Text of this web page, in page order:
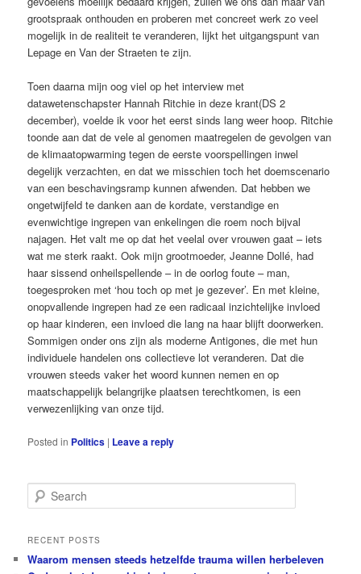
grootspraak onthouden en proberen met concreet werk zo veel
mogelijk in de realiteit te veranderen, lijkt het uitgangspunt van
Lepage en Van der Straeten te zijn.
Toen daarna mijn oog viel op het ­interview met
datawetenschapster Hannah Ritchie in deze krant(DS 2
december), voelde ik voor het eerst sinds lang weer hoop. Ritchie
toonde aan dat de vele al genomen maatregelen de gevolgen van
de klimaatopwarming tegen de eerste voorspellingen inwel
degelijk verzachten, en dat we misschien toch het doemscenario
van een beschavingsramp kunnen afwenden. Dat hebben we
ongetwijfeld te danken aan de kordate, verstandige en
evenwichtige ingrepen van enkelingen die roem noch bijval
najagen. Het valt me op dat het veelal over vrouwen gaat – iets
wat me sterk raakt. Ook mijn grootmoeder, Jeanne Dollé, had
haar sissend onheilspellende – in de oorlog foute – man,
toegesproken met ‘hou toch op met je gezever’. En met kleine,
onopvallende ingrepen had ze een radicaal inzichte­lijke invloed
op haar kinderen, een ­invloed die lang na haar blijft door­werken.
Sommigen onder ons zijn als moderne Antigones, die met hun
individuele handelen ons collectieve lot veranderen. Dat die
vrouwen steeds vaker het woord kunnen nemen en op
maatschappelijk belangrijke plaatsen terechtkomen, is een
verwezenlijking van onze tijd.
Posted in Politics | Leave a reply
e
r
h
RECENT POSTS
Waarom mensen steeds hetzelfde trauma willen herbeleven